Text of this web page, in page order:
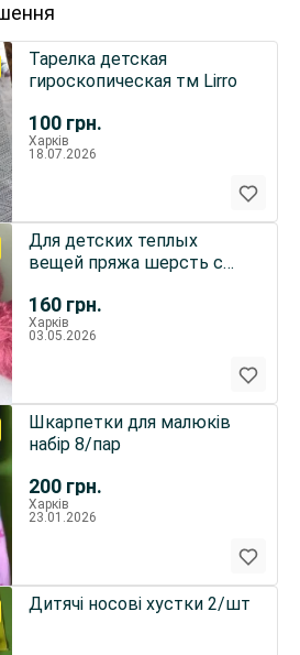
100 грн.
Тарелка детская
гироскопическая тм Lirro
Харків
18.07.2026
160 грн.
Для детских теплых
вещей пряжа шерсть с
320 грамм
Харків
03.05.2026
200 грн.
Шкарпетки для малюків
набір 8/пар
Харків
23.01.2026
Дитячі носові хустки 2/шт